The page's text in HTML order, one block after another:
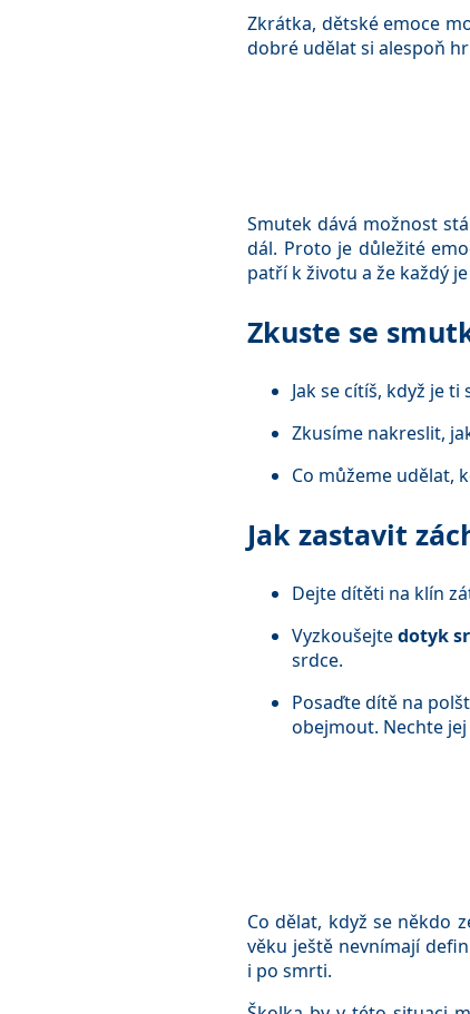
Zkrátka, dětské emoce
dobré udělat si alespoň
Smutek dává možnost
dál. Proto je důležité
patří k životu a že každý
Zkuste se
Jak se cítíš, když je
Zkusíme nakreslit,
Co můžeme udělat,
Jak zastavit
Dejte dítěti na klín
Vyzkoušejtedotyk
srdce.
Posaďte dítě na
obejmout. Nechte
Co dělat, když se někdo
věku ještě nevnímají
i po smrti.